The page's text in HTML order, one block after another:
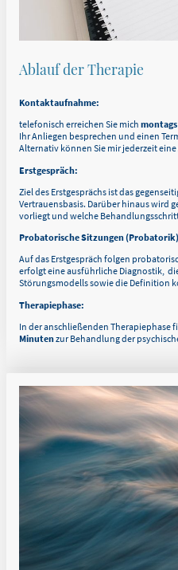
Ablauf der Therapie
Kontaktaufnahme:
telefonisch erreichen Sie mich
Ihr Anliegen besprechen und einen
Alternativ können Sie mir jederzeit
Erstgespräch:
Ziel des Erstgesprächs ist das
Vertrauensbasis. Darüber hinaus wird
vorliegt und welche
Probatorische Sitzungen
Auf das Erstgespräch folgen
erfolgt eine ausführliche Diagnostik,
Störungsmodells sowie die Definition
Therapiephase:
In der anschließenden Therapiephase
Minutenzur Behandlung der